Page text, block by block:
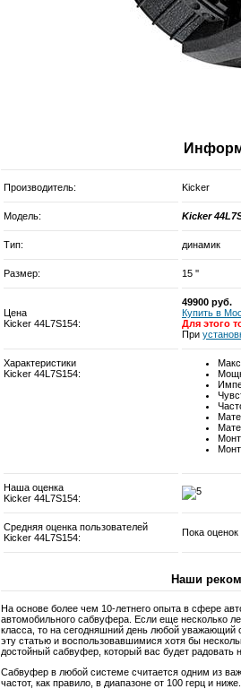
Производитель: Kicker
Модель: Kicker
Тип: динамик
Размер: 15 ''
Цена
Kicker 44L7S154:
49900 руб.
Купить в
Для этого
При
Характеристики
Kicker 44L7S154:
Наша оценка
Kicker 44L7S154:
Средняя оценка пользователей
Kicker 44L7S154:
Пока оценок
Наши
На основе более чем 10-летнего опыта в сфере
автомобильного сабвуфера. Если еще несколько
класса, то на сегодняшний день любой уважающий
эту статью и воспользовавшимися хотя бы
достойный сабвуфер, который вас будет радовать
Сабвуфер в любой системе считается одним из
частот, как правило, в диапазоне от 100 герц и ниже.